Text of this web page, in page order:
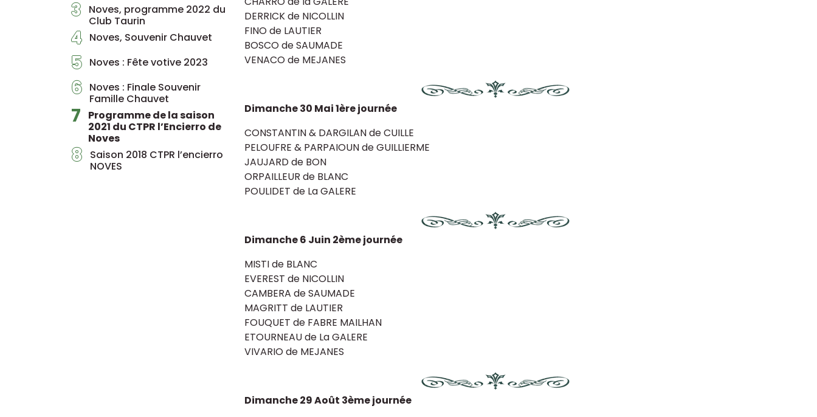
3
Noves, programme 2022 du
Club Taurin
4 Noves, Souvenir Chauvet
5 Noves : Fête votive 2023
6 Noves : Finale Souvenir
Famille Chauvet
7
Programme de la saison
2021 du CTPR l’Encierro de
Noves
8
Saison 2018 CTPR l’encierro
NOVES
DERRICK de NICOLLIN
FINO de LAUTIER
BOSCO de SAUMADE
VENACO de MEJANES
Dimanche 30 Mai 1ère journée
CONSTANTIN & DARGILAN de CUILLE
PELOUFRE & PARPAIOUN de GUILLIERME
JAUJARD de BON
ORPAILLEUR de BLANC
POULIDET de La GALERE
Dimanche 6 Juin 2ème journée
MISTI de BLANC
EVEREST de NICOLLIN
CAMBERA de SAUMADE
MAGRITT de LAUTIER
FOUQUET de FABRE MAILHAN
ETOURNEAU de La GALERE
VIVARIO de MEJANES
Dimanche 29 Août 3ème journée